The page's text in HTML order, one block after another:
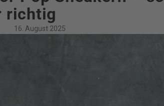
richtig
16. August 2025